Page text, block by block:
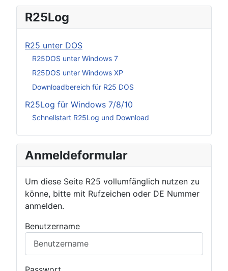
R25Log
R25 unter DOS
R25DOS unter Windows 7
R25DOS unter Windows XP
Downloadbereich für R25 DOS
R25Log für Windows 7/8/10
Schnellstart R25Log und Download
Anmeldeformular
Um diese Seite R25 vollumfänglich nutzen zu
könne, bitte mit Rufzeichen oder DE Nummer
anmelden.
Benutzername